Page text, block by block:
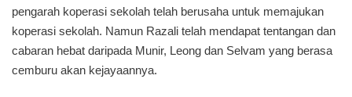
pengarah koperasi sekolah telah berusaha untuk memajukan
koperasi sekolah. Namun Razali telah mendapat tentangan dan
cabaran hebat daripada Munir, Leong dan Selvam yang berasa
cemburu akan kejayaannya.